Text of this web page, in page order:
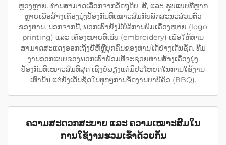
ຫຼວງຫຼາຍ. ທ່ານສາມາດເລືອກຈາກວັດຖຸດິບ, ສີ, ແລະ ຮູບແບບທີ່ຫຼາກ
ຫຼາຍເພື່ອສ້າງເຄື່ອງນຸ່ງປ້ອງກັນທີ່ເໝາະສົມກັບລັກສະນະສ່ວນຕົວ
ຂອງທ່ານ. ນອກຈາກນີ້, ພວກເຮົາຍັງມີບໍລິການພິມເຄື່ອງໝາຍ (logo
printing) ແລະ ເຄື່ອງໝາຍທີ່ເยັບ (embroidery) ເພື່ອໃຫ້ທ່ານ
ສາມາດສະແດງອອກເຖິງຍີ່ຫໍ້ຫຼືບຸກຄົນຂອງທ່ານໄດ້ຢ່າງເດັ່ນຊັດ. ທີມ
ງານອອກແບບຂອງພວກເຮົາພ້ອມທີ່ຈະຊ່ວຍທ່ານສ້າງເຄື່ອງນຸ່ງ
ປ້ອງກັນທີ່ເໝາະສົມທີ່ສຸດ ເຊິ່ງບໍ່ພຽງແຕ່ມີປະໂຫຍດໃນການໃຊ້ງານ
ເທົ່ານັ້ນ ແຕ່ຍັງເດັ່ນຊັດໃນທຸກໆການຈັດງານບາບີຄິວ (BBQ).
ຄວາມສະດວກສະບາຍ ແລະ ຄວາມເໝາະສົມໃນ
ການໃຊ້ງານຮວມເຂົ້າດ້ວຍກັນ